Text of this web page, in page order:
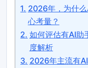
2026年，为什
心考量？
如何评估有AI助
度解析
2026年主流有